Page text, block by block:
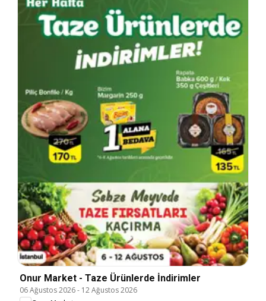
Onur Market - Taze Ürünlerde İndirimler
06 Ağustos 2026- 12 Ağustos 2026